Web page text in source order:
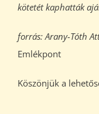
kötetét kaphatták
forrás: Arany-Tóth
Emlékpont
Köszönjük a